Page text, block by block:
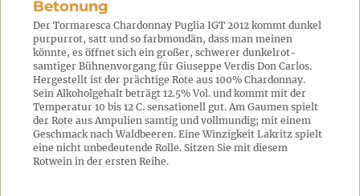
Betonung
Der Tormaresca Chardonnay Puglia IGT 2012 kommt dunkel
purpurrot, satt und so farbmondän, dass man meinen
könnte, es öffnet sich ein großer, schwerer dunkelrot-
samtiger Bühnenvorgang für Giuseppe Verdis Don Carlos.
Hergestellt ist der prächtige Rote aus 100% Chardonnay.
Sein Alkoholgehalt beträgt 12.5% Vol. und kommt mit der
Temperatur 10 bis 12 C. sensationell gut. Am Gaumen spielt
der Rote aus Ampulien samtig und vollmundig; mit einem
Geschmack nach Waldbeeren. Eine Winzigkeit Lakritz spielt
eine nicht unbedeutende Rolle. Sitzen Sie mit diesem
Rotwein in der ersten Reihe.